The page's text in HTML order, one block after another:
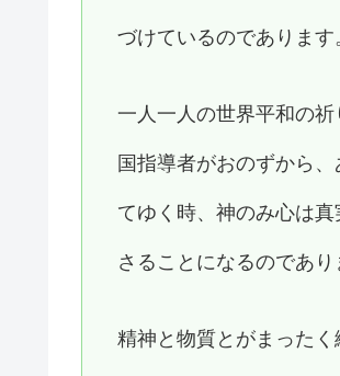
づけているのであります
一人一人の世界平和の
国指導者がおのずから
てゆく時、神のみ心は
さることになるのであり
精神と物質とがまった